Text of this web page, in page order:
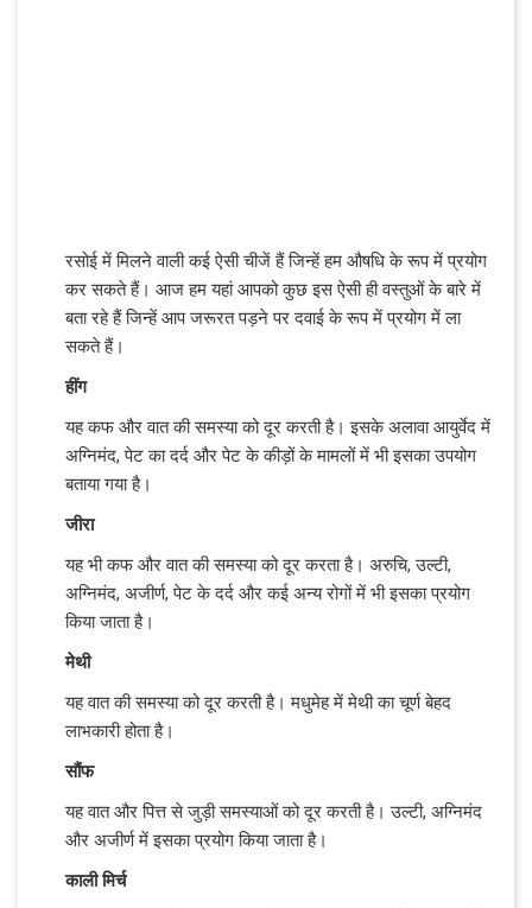
रसोई में मिलने वाली कई ऐसी चीजें हैं जिन्हें हम औषधि के रूप में प्रयोग
कर सकते हैं। आज हम यहां आपको कुछ इस ऐसी ही वस्तुओं के बारे में
बता रहे हैं जिन्हें आप जरूरत पड़ने पर दवाई के रूप में प्रयोग में ला
सकते हैं।
हींग
यह कफ और वात की समस्या को दूर करती है। इसके अलावा आयुर्वेद में
अग्निमंद, पेट का दर्द और पेट के कीड़ों के मामलों में भी इसका उपयोग
बताया गया है।
जीरा
यह भी कफ और वात की समस्या को दूर करता है। अरुचि, उल्टी,
अग्निमंद, अजीर्ण, पेट के दर्द और कई अन्य रोगों में भी इसका प्रयोग
किया जाता है।
मेथी
यह वात की समस्या को दूर करती है। मधुमेह में मेथी का चूर्ण बेहद
लाभकारी होता है।
सौंफ
यह वात और पित्त से जुड़ी समस्याओं को दूर करती है। उल्टी, अग्निमंद
और अजीर्ण में इसका प्रयोग किया जाता है।
काली मिर्च